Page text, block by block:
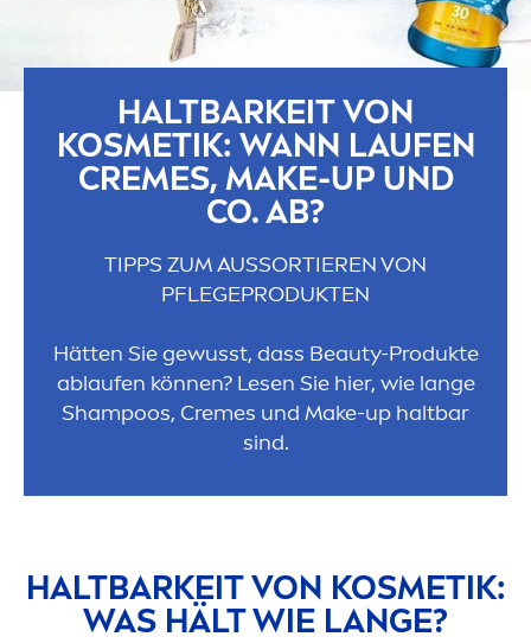
HALTBARKEIT VON
KOSMETIK: WANN LAUFEN
CREMES, MAKE-UP UND
CO. AB?
TIPPS ZUM AUSSORTIEREN VON
PFLEGEPRODUKTEN
Hätten Sie gewusst, dass Beauty-Produkte
ablaufen können? Lesen Sie hier, wie lange
Shampoos, Cremes und Make-up haltbar
sind.
HALTBARKEIT VON KOSMETIK:
WAS HÄLT WIE LANGE?